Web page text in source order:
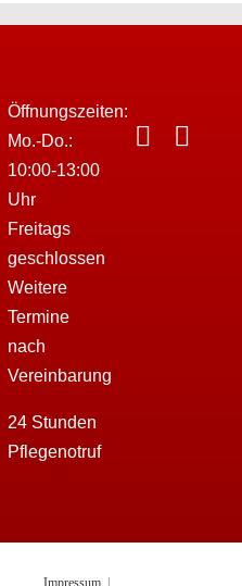
Öffnungszeiten:
Mo.-Do.:
10:00-13:00
Uhr
Freitags
geschlossen
Weitere
Termine
nach
Vereinbarung
24 Stunden
Pflegenotruf
Impressum